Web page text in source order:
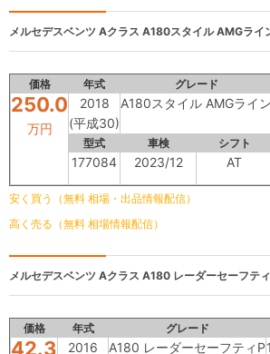
メルセデスベンツ Aクラス A180スタイル AMGライ
価格 年式 グレード
250.0
万円
2018
(平成30)
A180スタイル AMGライン
型式 車検 シフト
177084 2023/12 AT
安く買う（無料 相場・出品情報配信）
高く売る（無料 相場情報配信）
メルセデスベンツ Aクラス A180 レーダーセーフテ
価格 年式 グレード
42.3
2016
A180 レーダーセーフティP